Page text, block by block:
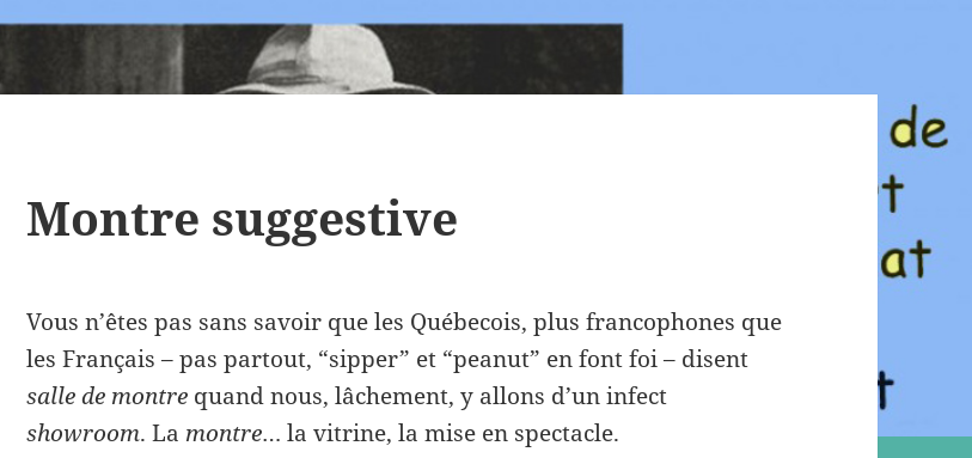
Montre suggestive
Vous n’êtes pas sans savoir que les Québecois, plus francophones que
les Français – pas partout, “sipper” et “peanut” en font foi – disent
salle de montre quand nous, lâchement, y allons d’un infect
showroom. La montre… la vitrine, la mise en spectacle.